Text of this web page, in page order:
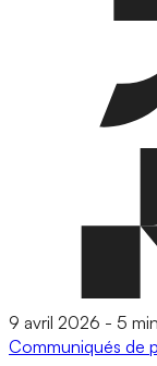
9 avril 2026 - 5 min
Communiqués de